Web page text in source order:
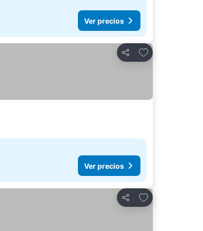
Ver precios
Compartir
Añadir a favoritos
Ver precios
Compartir
Añadir a favoritos